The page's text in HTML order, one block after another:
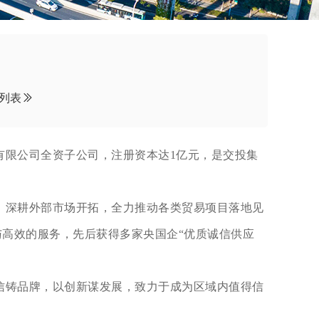
表
公司全资子公司，注册资本达1亿元，是交投集
耕外部市场开拓，全力推动各类贸易项目落地见
效的服务，先后获得多家央国企“优质诚信供应
品牌，以创新谋发展，致力于成为区域内值得信